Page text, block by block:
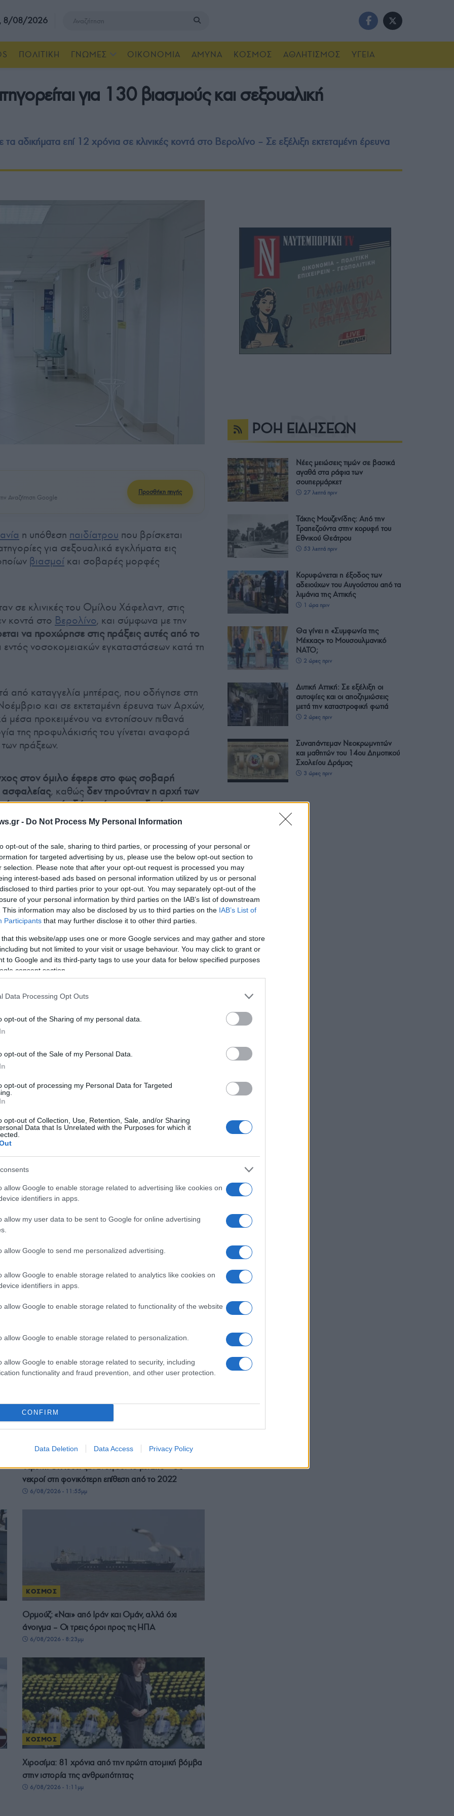
- Do Not Process My Personal Information
opt-out of the sale, sharing to third parties, or processing of your personal or
for targeted advertising by us, please use the below opt-out section to
selection. Please note that after your opt-out request is processed you may
interest-based ads based on personal information utilized by us or personal
to third parties prior to your opt-out. You may separately opt-out of the
of your personal information by third parties on the IAB’s list of downstream
This information may also be disclosed by us to third parties on the IAB’s List of
Participants that may further disclose it to other third parties.
that this website/app uses one or more Google services and may gather and store
but not limited to your visit or usage behaviour. You may click to grant or
to Google and its third-party tags to use your data for below specified purposes
consent section.
Data Processing Opt Outs
opt-out of the Sharing of my personal data.
opt-out of the Sale of my Personal Data.
opt-out of processing my Personal Data for Targeted
opt-out of Collection, Use, Retention, Sale, and/or Sharing
Data that Is Unrelated with the Purposes for which it
allow Google to enable storage related to advertising like cookies on
identifiers in apps.
allow my user data to be sent to Google for online advertising
allow Google to send me personalized advertising.
allow Google to enable storage related to analytics like cookies on
identifiers in apps.
allow Google to enable storage related to functionality of the website
allow Google to enable storage related to personalization.
allow Google to enable storage related to security, including
functionality and fraud prevention, and other user protection.
CONFIRM
Data Deletion Data Access Privacy Policy
8/08/2026
ΠΟΛΙΤΙΚΗ ΓΝΩΜΕΣ ΟΙΚΟΝΟΜΙΑ ΑΜΥΝΑ ΚΟΣΜΟΣ ΑΘΛΗΤΙΣΜΟΣ ΥΓΕΙΑ
για 130 βιασμούς και σεξουαλική
αδικήματα επί 12 χρόνια σε κλινικές κοντά στο Βερολίνο – Σε εξέλιξη εκτεταμένη έρευνα
Αναζήτηση Google
Προσθήκη πηγής
η υπόθεση παιδίατρου που βρίσκεται
για σεξουαλικά εγκλήματα εις
βιασμοί και σοβαρές μορφές
σε κλινικές του Ομίλου Χάφελαντ, στις
κοντά στο Βερολίνο, και σύμφωνα με την
να προχώρησε στις πράξεις αυτές από το
εντός νοσοκομειακών εγκαταστάσεων κατά τη
από καταγγελία μητέρας, που οδήγησε στη
και σε εκτεταμένη έρευνα των Αρχών,
μέσα προκειμένου να εντοπίσουν πιθανά
της προφυλάκισής του γίνεται αναφορά
πράξεων.
στον όμιλο έφερε στο φως σοβαρή
, καθώς δεν τηρούνταν η αρχή των
την παρουσία δύο ατόμων σε εξετάσεις
παραδέχθηκε ότι «Οι κατηγορίες
και των οικογενειών τους».
Tweet Send
ΗΠΑ: Η Γερουσία ενέκρινε νέες κυρώσεις κατά της
Ρωσίας για τους υδρογονάνθρακες
ΚΟΣΜΟΣ
Πυροβολισμοί στην Ταϊλάνδη: Σκότωσε τον παππού
7/08/2026 - 3:26μμ
Υεμένη: Οι Χούθι ξανανοίγουν το μέτωπο – 58
νεκροί στη φονικότερη επίθεση από το 2022
6/08/2026 - 11:55μμ
ΚΟΣΜΟΣ
Ορμούζ: «Ναι» από Ιράν και Ομάν, αλλά όχι
άνοιγμα – Οι τρεις όροι προς τις ΗΠΑ
6/08/2026 - 8:23μμ
ΚΟΣΜΟΣ
Χιροσίμα: 81 χρόνια από την πρώτη ατομική βόμβα
στην ιστορία της ανθρωπότητας
6/08/2026 - 1:11μμ
ΡΟΗ ΕΙΔΗΣΕΩΝ
Νέες μειώσεις τιμών σε βασικά
αγαθά στα ράφια των
σουπερμάρκετ
27 λεπτά πριν
Τάκης Μουζενίδης: Από την
Τραπεζούντα στην κορυφή του
Εθνικού Θεάτρου
53 λεπτά πριν
Κορυφώνεται η έξοδος των
αδειούχων του Αυγούστου από τα
λιμάνια της Αττικής
1 ώρα πριν
Θα γίνει η «Συμφωνία της
Μέκκας» το Μουσουλμανικό
ΝΑΤΟ;
2 ώρες πριν
Δυτική Αττική: Σε εξέλιξη οι
αυτοψίες και οι αποζημιώσεις
μετά την καταστροφική φωτιά
2 ώρες πριν
Συναπάντεμαν Νεοκρωμνητών
και μαθητών του 14ου Δημοτικού
Σχολείου Δράμας
3 ώρες πριν